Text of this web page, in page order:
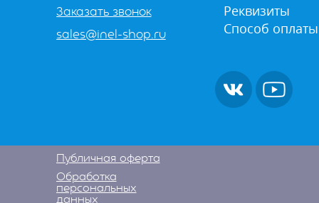
Заказать звонок
sales@inel-shop.ru
Реквизиты
Способ оплаты
Публичная оферта
Обработка
персональных
данных